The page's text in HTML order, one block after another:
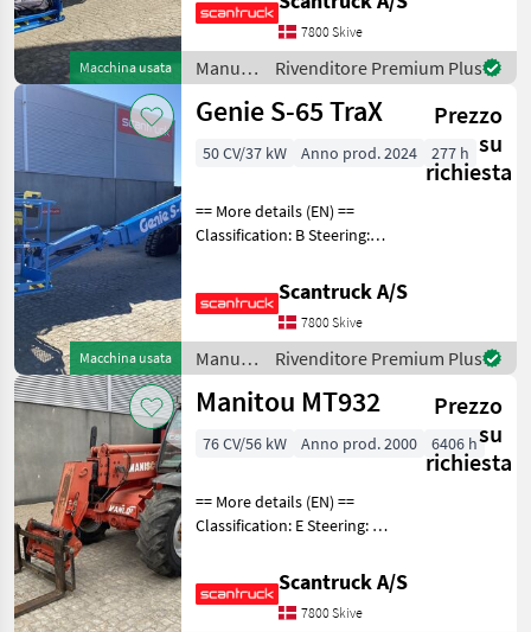
Macchina usata
basket (degrees): 160 Tilt jib
(degrees): 133 Gradeability
7800 Skive
Manutenzione
alberi /
Genie
Rivenditore Premium Plus
Macchina usata
Genie S-65 TraX
Prezzo
su
richiesta
50 CV/37 kW Anno prod. 2024 277 h
== More details (EN) ==
Classification: B Steering:
(degrees): 360 Rotation
basket (degrees): 160 Tilt jib
(degrees): 133 Gradeability
Scantruck A/S
7800 Skive
Manutenzione
alberi /
Genie
Rivenditore Premium Plus
Manitou MT932
Prezzo
su
richiesta
76 CV/56 kW Anno prod. 2000 6406 h
== More details (EN) ==
Classification: E Steering: 4
equipment, forks: Gafler
Wheel front brand: Dunlop
Wheel front type: Tractor
Scantruck A/S
7800 Skive